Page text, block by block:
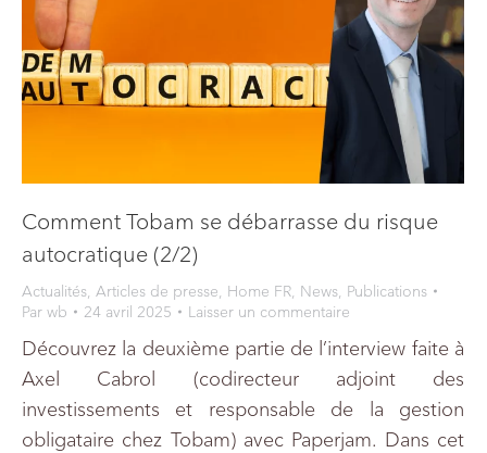
Comment Tobam se débarrasse du risque
autocratique (2/2)
Actualités, Articles de presse, Home FR, News, Publications
Par wb 24 avril 2025 Laisser un commentaire
Découvrez la deuxième partie de l’interview faite à
Axel Cabrol (codirecteur adjoint des
investissements et responsable de la gestion
obligataire chez Tobam) avec Paperjam. Dans cet